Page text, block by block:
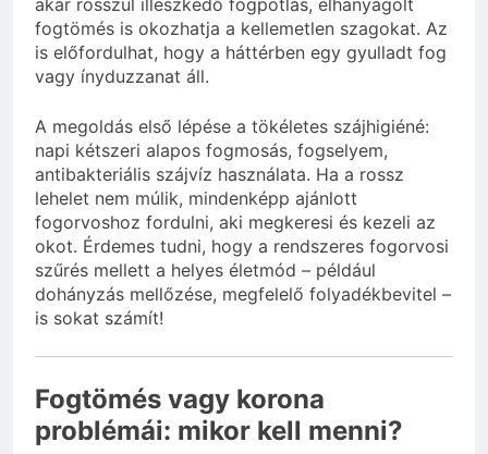
akár rosszul illeszkedő fogpótlás, elhanyagolt
fogtömés is okozhatja a kellemetlen szagokat. Az
is előfordulhat, hogy a háttérben egy gyulladt fog
vagy ínyduzzanat áll.
A megoldás első lépése a tökéletes szájhigiéné:
napi kétszeri alapos fogmosás, fogselyem,
antibakteriális szájvíz használata. Ha a rossz
lehelet nem múlik, mindenképp ajánlott
fogorvoshoz fordulni, aki megkeresi és kezeli az
okot. Érdemes tudni, hogy a rendszeres fogorvosi
szűrés mellett a helyes életmód – például
dohányzás mellőzése, megfelelő folyadékbevitel –
is sokat számít!
Fogtömés vagy korona
problémái: mikor kell menni?